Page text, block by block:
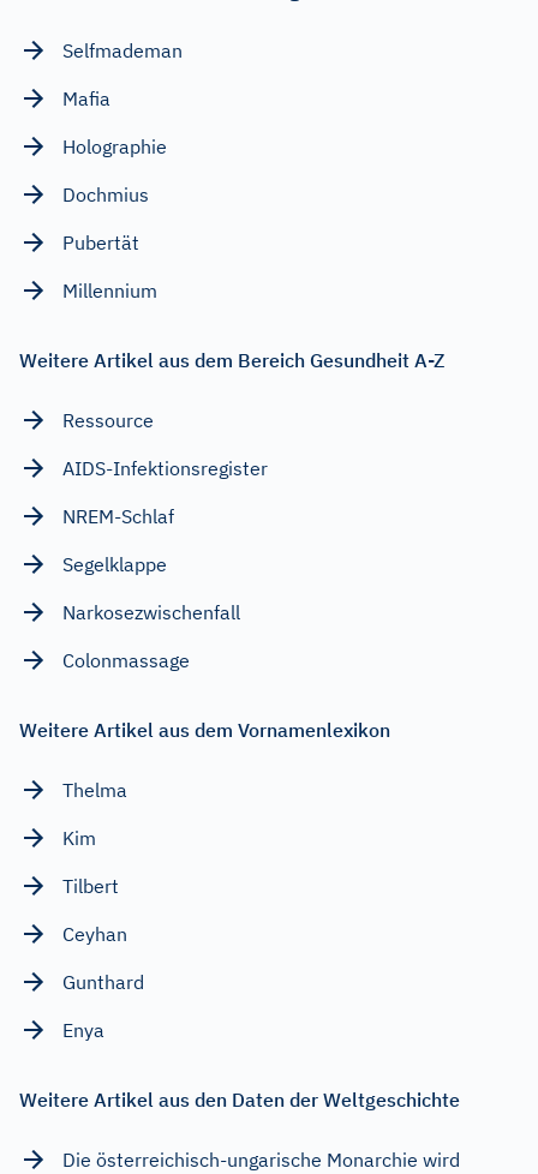
Selfmademan
Mafia
Holographie
Dochmius
Pubertät
Millennium
Weitere Artikel aus dem Bereich Gesundheit A-Z
Ressource
AIDS-Infektionsregister
NREM-Schlaf
Segelklappe
Narkosezwischenfall
Colonmassage
Weitere Artikel aus dem Vornamenlexikon
Thelma
Kim
Tilbert
Ceyhan
Gunthard
Enya
Weitere Artikel aus den Daten der Weltgeschichte
Die österreichisch-ungarische Monarchie wird